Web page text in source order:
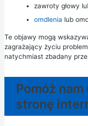
zawroty głowy
omdlenia lub
Te objawy mogą
zagrażający życiu
natychmiast zbadany
Pomóż
stronę